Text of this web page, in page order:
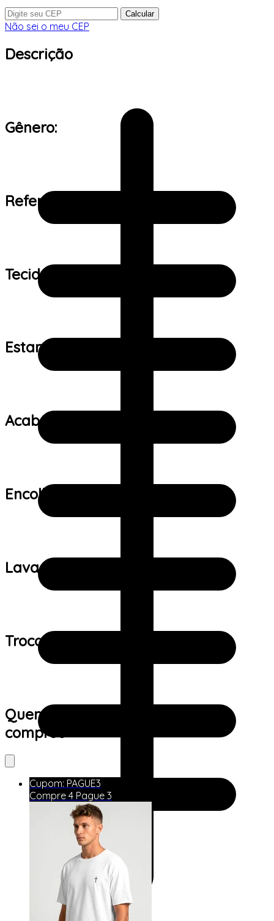
Calcular
Não sei o meu CEP
Descrição
Gênero:
Referência de tamanho:
Tecido:
Estampa:
Acabamento:
Encolhimento:
Lavagem:
Trocas e devoluções:
Quem viu este produto também
comprou